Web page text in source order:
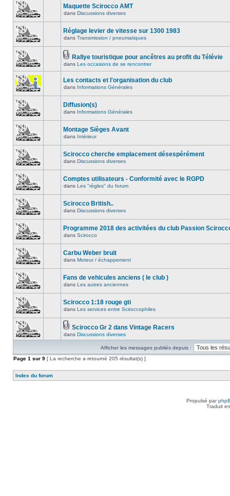
Maquette Scirocco AMT
dans Discussions diverses
Réglage levier de vitesse sur 1300 1983
dans Transmission / pneumatiques
Rallye touristique pour ancêtres au profit du Télévie
dans Les occasions de se rencontrer
Les contacts et l'organisation du club
dans Informations Générales
Diffusion(s)
dans Informations Générales
Montage Sièges Avant
dans Intérieur
Scirocco cherche emplacement désespérément
dans Discussions diverses
Comptes utilisateurs - Conformité avec le RGPD
dans Les "règles" du forum
Scirocco British..
dans Discussions diverses
Programme 2018 des activitées du club Passion
dans Scirocco
Carbu Weber bruit
dans Moteur / échappement
Fans de vehicules anciens ( le club )
dans Les autres anciennes
Scirocco 1:18 rouge gti
dans Les services entre Sciroccophiles
Scirocco Gr 2 dans Vintage Racers
dans Discussions diverses
Afficher les messages publiés depuis :
Page 1 sur 9 [ La recherche a retourné 205 résultat(s) ]
Index du forum
Propulsé par
Traduit